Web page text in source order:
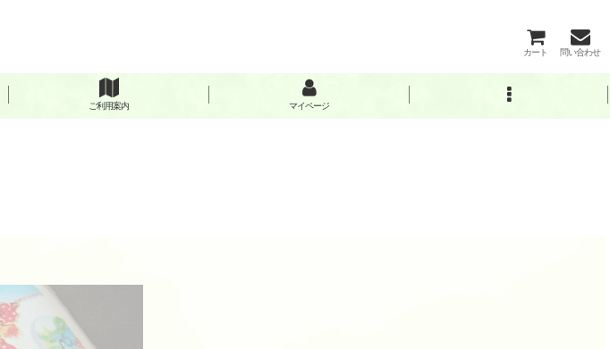
カート 問い合わせ
ご利用案内 マイページ